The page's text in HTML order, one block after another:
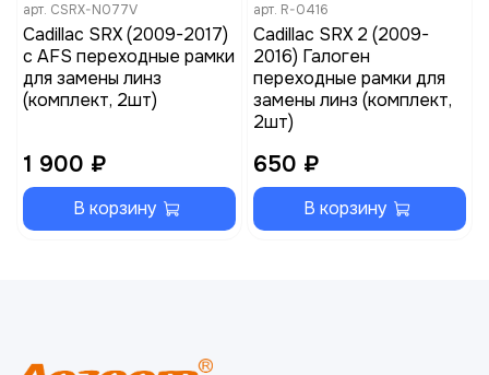
арт. CSRX-N077V
Cadillac SRX (2009-2017)
с AFS переходные рамки
для замены линз
(комплект, 2шт)
1 900 ₽
В корзину
арт. R-0416
Cadillac SRX 2 (2009-
2016) Галоген
переходные рамки для
замены линз (комплект,
2шт)
650 ₽
В корзину